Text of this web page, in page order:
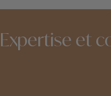
Expertise et